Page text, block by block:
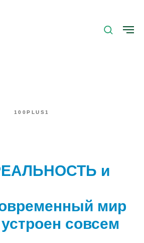
100PLUS1
и
мир
совсем